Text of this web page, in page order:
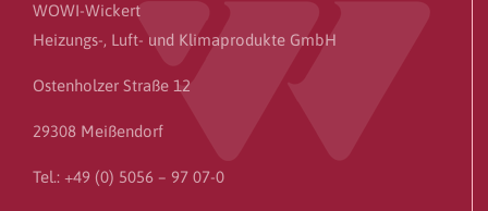
WOWI-Wickert
Heizungs-, Luft- und Klimaprodukte GmbH
Ostenholzer Straße 12
29308 Meißendorf
Tel.: +49 (0) 5056 – 97 07-0